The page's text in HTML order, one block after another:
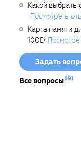
Какой выбрать
Посмотреть
Карта памяти
100D
Задать
Все вопросы891